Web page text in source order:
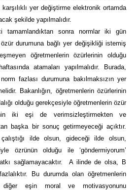
yer değiştirme elektronik ortamda
şekilde yapılmalıdır.
tamamlandıktan sonra normlar iki gün
durumuna bağlı yer değişikliği istemiş
öğretmenlerin özürlerinin olduğu
atamaları yapılmalıdır. Burada,
fazlası durumuna bakılmaksızın yer
Bakanlığın, öğretmenlerin özürlerinin
olduğu gerekçesiyle öğretmenlerin özür
iki eşi de verimsizleştirmekten ve
başka bir sonuç getirmeyeceği açıktır.
ilde olsun, gideceği ilde olsun,
özrünün olduğu ile ‘göndermiyorum’
sağlamayacaktır. A ilinde de olsa, B
Bu durumda olan öğretmenlerin
diğer eşin moral ve motivasyonunu